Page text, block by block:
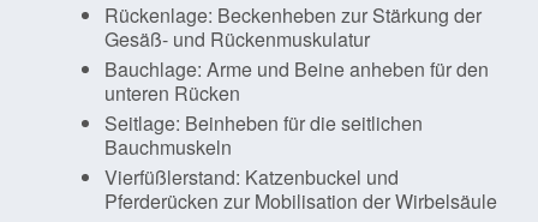
Rückenlage: Beckenheben zur Stärkung der
Gesäß- und Rückenmuskulatur
Bauchlage: Arme und Beine anheben für den
unteren Rücken
Seitlage: Beinheben für die seitlichen
Bauchmuskeln
Vierfüßlerstand: Katzenbuckel und
Pferderücken zur Mobilisation der Wirbelsäule